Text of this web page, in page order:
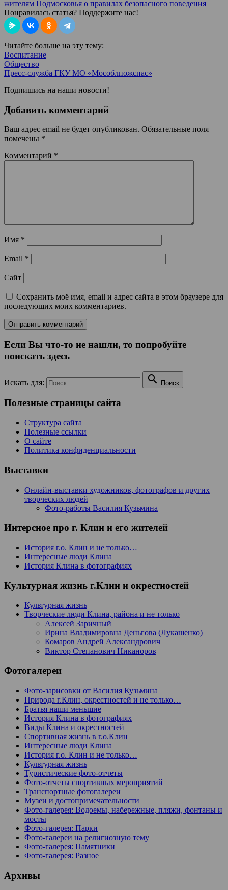
жителям Подмосковья о правилах безопасного поведения
Понравилась статья? Поддержите нас!
Читайте больше на эту тему:
Воспитание
Общество
Пресс-служба ГКУ МО «Мособлпожспас»
Подпишись на наши новости!
Добавить комментарий
Ваш адрес email не будет опубликован. Обязательные поля
помечены *
Комментарий *
Имя *
Email *
Сайт
Сохранить моё имя, email и адрес сайта в этом браузере для
последующих моих комментариев.
Если Вы что-то не нашли, то попробуйте
поискать здесь
Искать для:  Поиск
Полезные страницы сайта
Структура сайта
Полезные ссылки
О сайте
Политика конфиденциальности
Выставки
Онлайн-выставки художников, фотографов и других
творческих людей
Фото-работы Василия Кузьмина
Интерсное про г. Клин и его жителей
История г.о. Клин и не только…
Интересные люди Клина
История Клина в фотографиях
Культурная жизнь г.Клин и окрестностей
Культурная жизнь
Творческие люди Клина, района и не только
Алексей Заричный
Ирина Владимировна Деньгова (Лукашенко)
Комаров Андрей Александрович
Виктор Степанович Никаноров
Фотогалереи
Фото-зарисовки от Василия Кузьмина
Природа г.Клин, окрестностей и не только…
Братья наши меньшие
История Клина в фотографиях
Виды Клина и окрестностей
Спортивная жизнь в г.о.Клин
Интересные люди Клина
История г.о. Клин и не только…
Культурная жизнь
Туристические фото-отчеты
Фото-отчеты спортивных мероприятий
Транспортные фотогалереи
Музеи и достопримечательности
Фото-галерея: Водоемы, набережные, пляжи, фонтаны и
мосты
Фото-галерея: Парки
Фото-галереи на религиозную тему
Фото-галерея: Памятники
Фото-галерея: Разное
Архивы